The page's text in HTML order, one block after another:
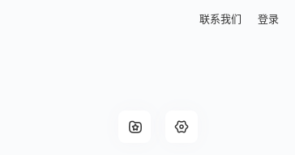
联系我们 登录